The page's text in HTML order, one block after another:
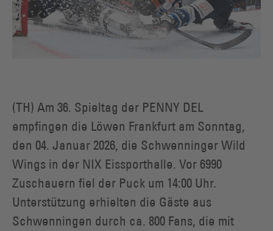
(TH) Am 36. Spieltag der PENNY DEL
empfingen die Löwen Frankfurt am Sonntag,
den 04. Januar 2026, die Schwenninger Wild
Wings in der NIX Eissporthalle. Vor 6990
Zuschauern fiel der Puck um 14:00 Uhr.
Unterstützung erhielten die Gäste aus
Schwenningen durch ca. 800 Fans, die mit